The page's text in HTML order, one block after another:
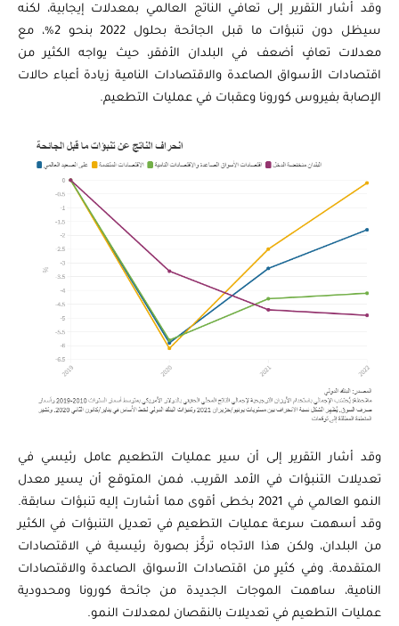
وقد أشار التقرير إلى تعافي الناتج العالمي بمعدلات إيجابية، لكنه
سيظل دون تنبؤات ما قبل الجائحة بحلول 2022 بنحو 2%، مع
معدلات تعافٍ أضعف في البلدان الأفقر، حيث يواجه الكثير من
اقتصادات الأسواق الصاعدة والاقتصادات النامية زيادة أعباء حالات
الإصابة بفيروس كورونا وعقبات في عمليات التطعيم.
وقد أشار التقرير إلى أن سير عمليات التطعيم عامل رئيسي في
تعديلات التنبؤات في الأمد القريب، فمن المتوقع أن يسير معدل
النمو العالمي في 2021 بخطى أقوى مما أشارت إليه تنبؤات سابقة.
وقد أسهمت سرعة عمليات التطعيم في تعديل التنبؤات في الكثير
من البلدان، ولكن هذا الاتجاه تركَّز بصورة رئيسية في الاقتصادات
المتقدمة. وفي كثيرٍ من اقتصادات الأسواق الصاعدة والاقتصادات
النامية، ساهمت الموجات الجديدة من جائحة كورونا ومحدودية
عمليات التطعيم في تعديلات بالنقصان لمعدلات النمو.